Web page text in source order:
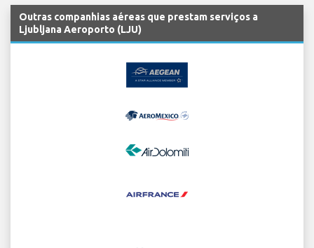
Outras companhias aéreas que prestam serviços a
Ljubljana Aeroporto (LJU)